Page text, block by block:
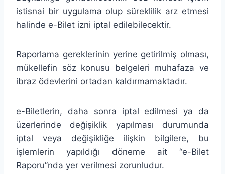
istisnai bir uygulama olup süreklilik arz etmesi
halinde e-Bilet izni iptal edilebilecektir.
Raporlama gereklerinin yerine getirilmiş olması,
mükellefin söz konusu belgeleri muhafaza ve
ibraz ödevlerini ortadan kaldırmamaktadır.
e-Biletlerin, daha sonra iptal edilmesi ya da
üzerlerinde değişiklik yapılması durumunda
iptal veya değişikliğe ilişkin bilgilere, bu
işlemlerin yapıldığı döneme ait “e-Bilet
Raporu”nda yer verilmesi zorunludur.